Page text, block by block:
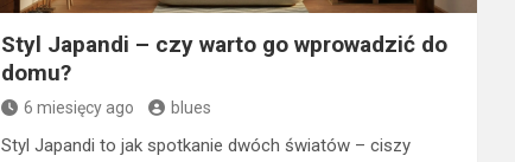
Styl Japandi – czy warto go wprowadzić do
domu?
6 miesięcy ago blues
Styl Japandi to jak spotkanie dwóch światów – ciszy